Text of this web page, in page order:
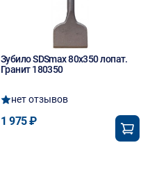
Зубило SDSmax 80х350 лопат.
Гранит 180350
нет отзывов
1 975 ₽